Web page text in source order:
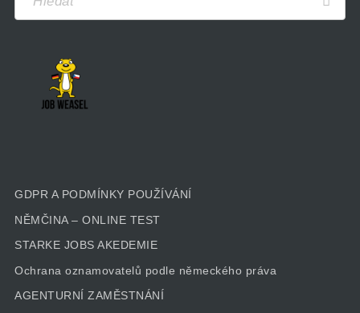
GDPR A PODMÍNKY POUŽÍVÁNÍ
NĚMČINA – ONLINE TEST
STARKE JOBS AKEDEMIE
Ochrana oznamovatelů podle německého práva
AGENTURNÍ ZAMĚSTNÁNÍ